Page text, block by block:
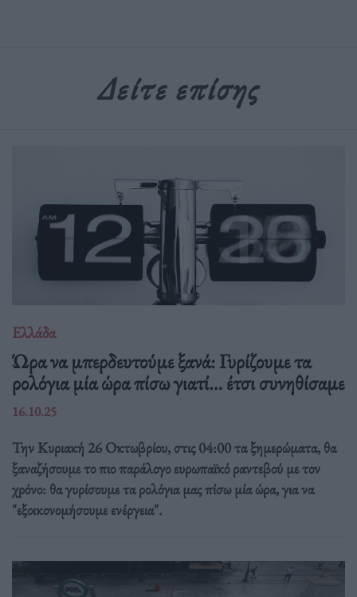
Δείτε επίσης
Ελλάδα
Ώρα να μπερδευτούμε ξανά: Γυρίζουμε τα
ρολόγια μία ώρα πίσω γιατί… έτσι συνηθίσαμε
16.10.25
Την Κυριακή 26 Οκτωβρίου, στις 04:00 τα ξημερώματα, θα
ξαναζήσουμε το πιο παράλογο ευρωπαϊκό ραντεβού με τον
χρόνο: θα γυρίσουμε τα ρολόγια μας πίσω μία ώρα, για να
"εξοικονομήσουμε ενέργεια".